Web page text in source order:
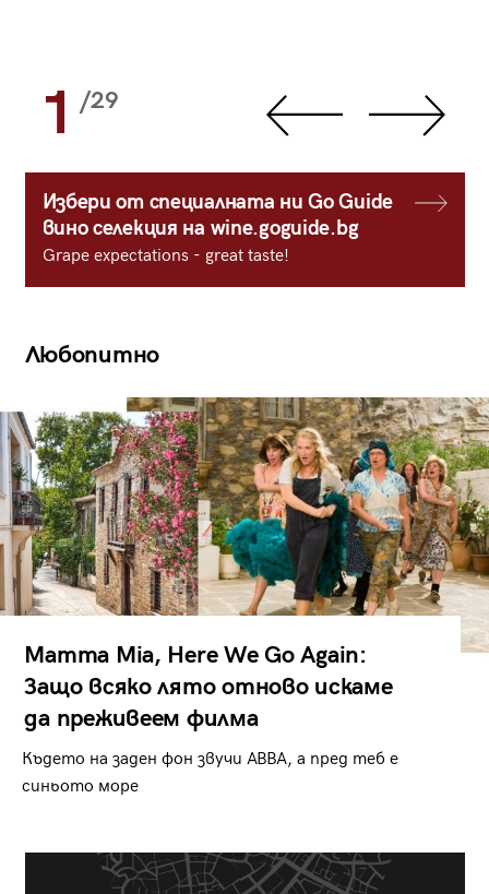
1 /29
Избери от специалната ни Go Guide
вино селекция на wine.goguide.bg
Grape expectations - great taste!
Любопитно
Mamma Mia, Here We Go Again:
Защо всяко лято отново искаме
да преживеем филма
Където на заден фон звучи ABBA, а пред теб е
синьото море